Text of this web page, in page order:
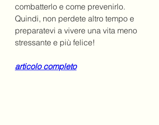
combatterlo e come prevenirlo.
Quindi, non perdete altro tempo e
preparatevi a vivere una vita meno
stressante e più felice!
articolo completo